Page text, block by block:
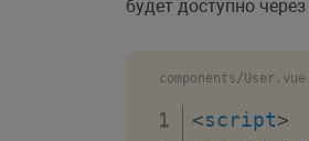
будет доступно через
components/User.vue
<script>